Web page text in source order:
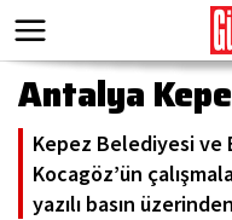
Antalya
Kepez Belediyesi ve
Kocagöz’ün
yazılı basın